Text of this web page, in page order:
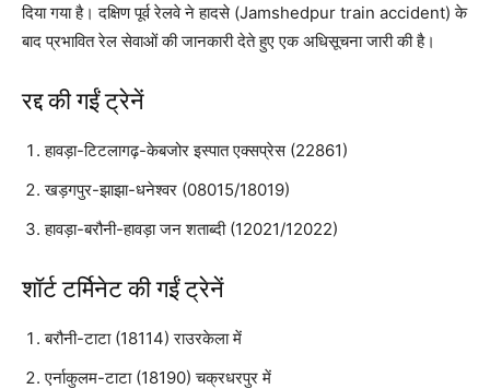
दिया गया है। दक्षिण पूर्व रेलवे ने हादसे (Jamshedpur train accident) के
बाद प्रभावित रेल सेवाओं की जानकारी देते हुए एक अधिसूचना जारी की है।
रद्द की गईं ट्रेनें
हावड़ा-टिटलागढ़-केबजोर इस्पात एक्सप्रेस (22861)
खड़गपुर-झाझा-धनेश्वर (08015/18019)
हावड़ा-बरौनी-हावड़ा जन शताब्दी (12021/12022)
शॉर्ट टर्मिनेट की गईं ट्रेनें
बरौनी-टाटा (18114) राउरकेला में
एर्नाकुलम-टाटा (18190) चक्रधरपुर में